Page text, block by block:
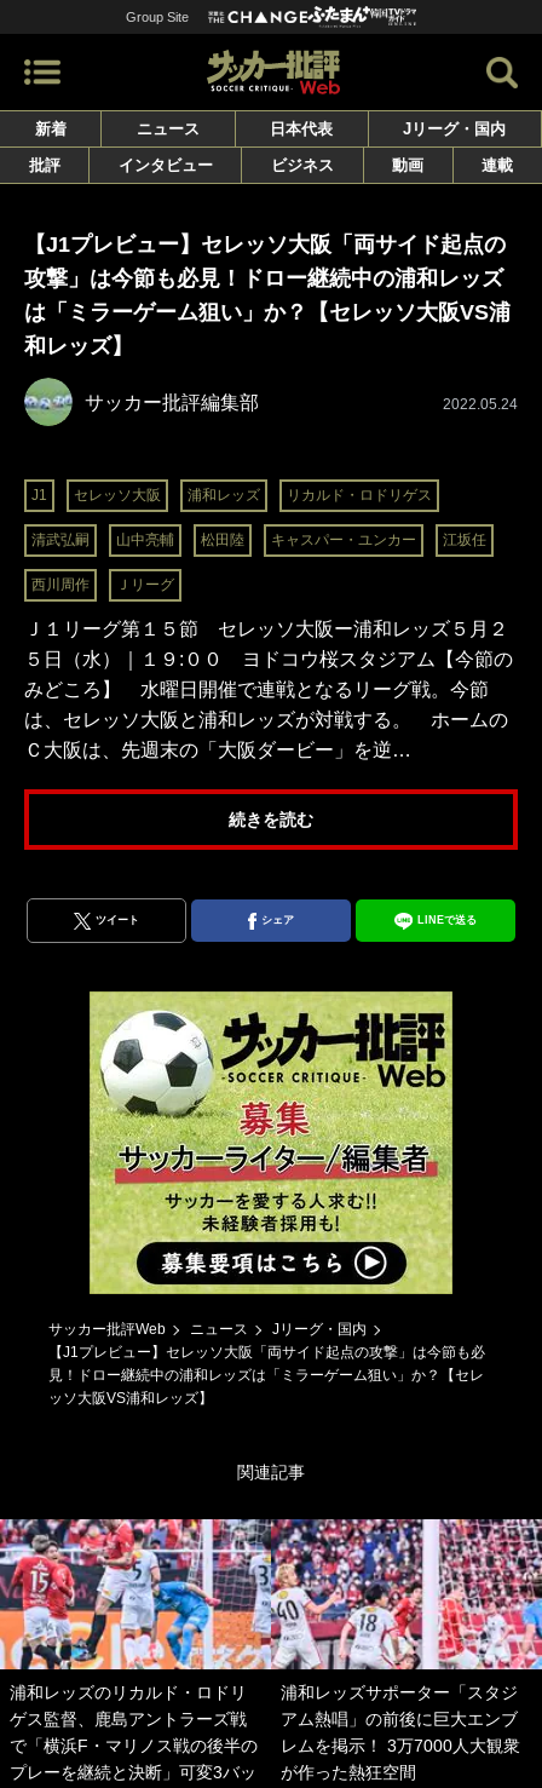
Group Site
新着 ニュース 日本代表
Jリーグ・国内
批評
インタビュー ビジネス 動画 連載
【J1プレビュー】セレッソ大阪「両サイド起点の
攻撃」は今節も必見！ドロー継続中の浦和レッズ
は「ミラーゲーム狙い」か？【セレッソ大阪VS浦
和レッズ】
サッカー批評編集部 2022.05.24
J1 セレッソ大阪 浦和レッズ リカルド・ロドリゲス
清武弘嗣 山中亮輔 松田陸 キャスパー・ユンカー 江坂任
西川周作 Ｊリーグ
Ｊ１リーグ第１５節 セレッソ大阪ー浦和レッズ５月２
５日（水）｜１９:００ ヨドコウ桜スタジアム【今節の
みどころ】 水曜日開催で連戦となるリーグ戦。今節
は、セレッソ大阪と浦和レッズが対戦する。 ホームの
Ｃ大阪は、先週末の「大阪ダービー」を逆…
続きを読む
ツイート シェア LINEで送る
サッカー批評Web ニュース
Jリーグ・国内
【J1プレビュー】セレッソ大阪「両サイド起点の攻撃」は今節も必
見！ドロー継続中の浦和レッズは「ミラーゲーム狙い」か？【セレ
ッソ大阪VS浦和レッズ】
関連記事
浦和レッズのリカルド・ロドリ
ゲス監督、鹿島アントラーズ戦
で「横浜F・マリノス戦の後半の
プレーを継続と決断」可変3バッ
浦和レッズサポーター「スタジ
アム熱唱」の前後に巨大エンブ
レムを掲示！ 3万7000人大観衆
が作った熱狂空間